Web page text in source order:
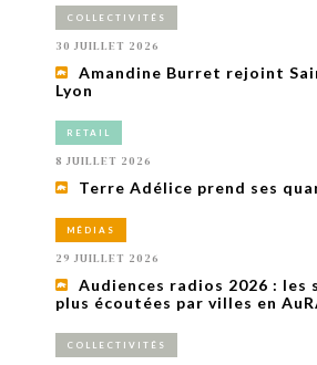
COLLECTIVITÉS
30 JUILLET 2026
Amandine Burret rejoint
Lyon
RETAIL
8 JUILLET 2026
Terre Adélice prend ses
MÉDIAS
29 JUILLET 2026
Audiences radios 2026 : les
plus écoutées par villes en
COLLECTIVITÉS